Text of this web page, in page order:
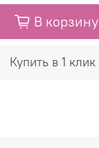
В корзину
Купить в 1 клик